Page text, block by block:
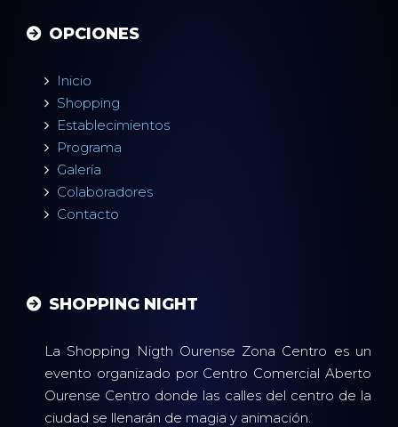
OPCIONES
Inicio
Shopping
Establecimientos
Programa
Galería
Colaboradores
Contacto
SHOPPING NIGHT
La Shopping Nigth Ourense Zona Centro es un
evento organizado por Centro Comercial Aberto
Ourense Centro donde las calles del centro de la
ciudad se llenarán de magia y animación.